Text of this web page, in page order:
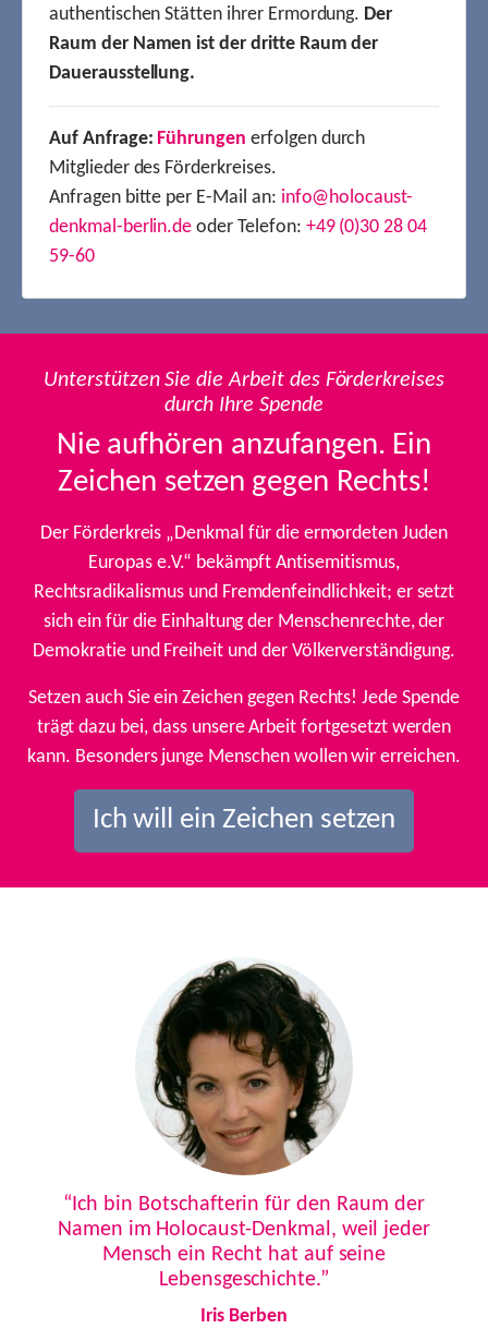
authentischen Stätten ihrer Ermordung. Der
Raum der Namen ist der dritte Raum der
Dauerausstellung.
Auf Anfrage: Führungen erfolgen durch
Mitglieder des Förderkreises.
Anfragen bitte per E-Mail an: info@holocaust-
denkmal-berlin.de oder Telefon: +49 (0)30 28 04
59-60
Unterstützen Sie die Arbeit des Förderkreises
durch Ihre Spende
Nie aufhören anzufangen. Ein
Zeichen setzen gegen Rechts!
Der Förderkreis „Denkmal für die ermordeten Juden
Europas e.V.“ bekämpft Antisemitismus,
Rechtsradikalismus und Fremdenfeindlichkeit; er setzt
sich ein für die Einhaltung der Menschenrechte, der
Demokratie und Freiheit und der Völkerverständigung.
Setzen auch Sie ein Zeichen gegen Rechts! Jede Spende
trägt dazu bei, dass unsere Arbeit fortgesetzt werden
kann. Besonders junge Menschen wollen wir erreichen.
Ich will ein Zeichen setzen
“Ich bin Botschafterin für den Raum der
Namen im Holocaust-Denkmal, weil jeder
Mensch ein Recht hat auf seine
Lebensgeschichte.”
Iris Berben